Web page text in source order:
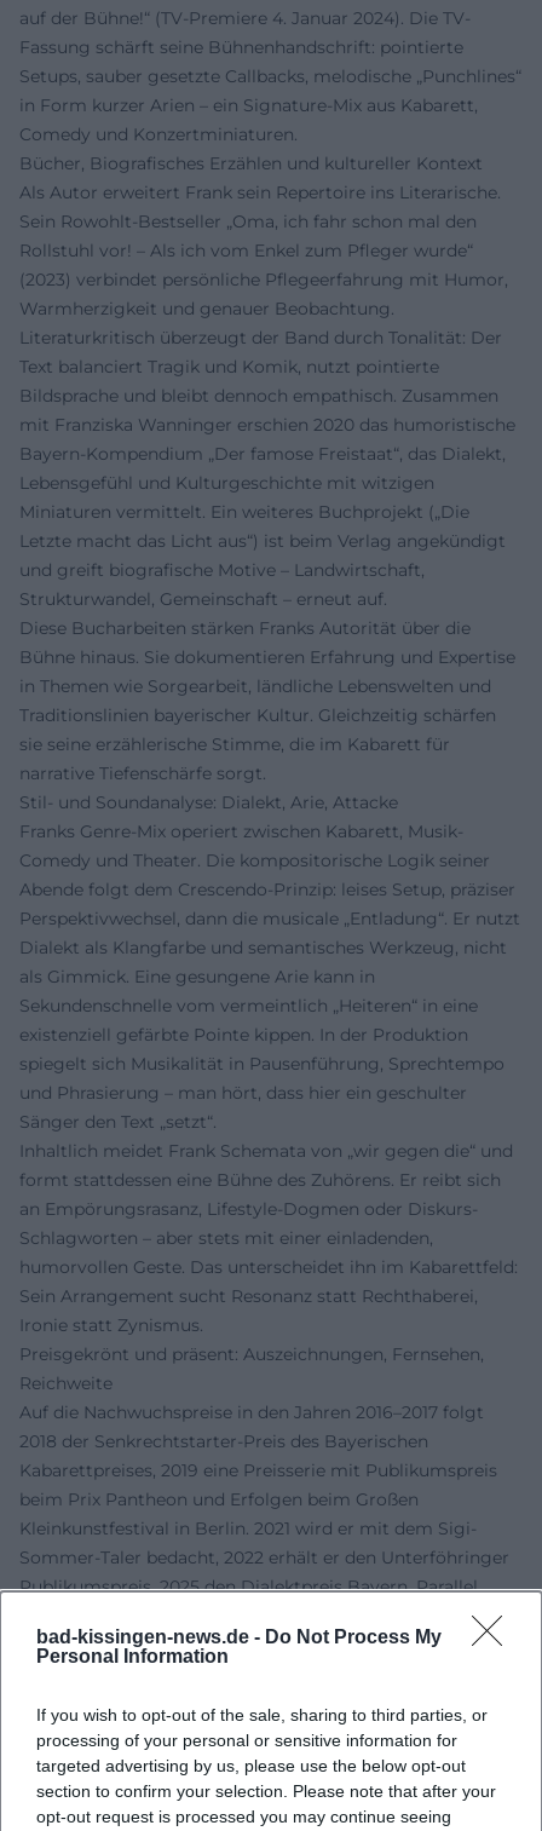
bad-kissingen-news.de - Do Not Process My
Personal Information
If you wish to opt-out of the sale, sharing to third parties, or
processing of your personal or sensitive information for
targeted advertising by us, please use the below opt-out
section to confirm your selection. Please note that after your
opt-out request is processed you may continue seeing
auf der Bühne!“ (TV-Premiere 4. Januar 2024). Die TV-
Fassung schärft seine Bühnenhandschrift: pointierte
Setups, sauber gesetzte Callbacks, melodische „Punchlines“
in Form kurzer Arien – ein Signature-Mix aus Kabarett,
Comedy und Konzertminiaturen.
Bücher, Biografisches Erzählen und kultureller Kontext
Als Autor erweitert Frank sein Repertoire ins Literarische.
Sein Rowohlt-Bestseller „Oma, ich fahr schon mal den
Rollstuhl vor! – Als ich vom Enkel zum Pfleger wurde“
(2023) verbindet persönliche Pflegeerfahrung mit Humor,
Warmherzigkeit und genauer Beobachtung.
Literaturkritisch überzeugt der Band durch Tonalität: Der
Text balanciert Tragik und Komik, nutzt pointierte
Bildsprache und bleibt dennoch empathisch. Zusammen
mit Franziska Wanninger erschien 2020 das humoristische
Bayern-Kompendium „Der famose Freistaat“, das Dialekt,
Lebensgefühl und Kulturgeschichte mit witzigen
Miniaturen vermittelt. Ein weiteres Buchprojekt („Die
Letzte macht das Licht aus“) ist beim Verlag angekündigt
und greift biografische Motive – Landwirtschaft,
Strukturwandel, Gemeinschaft – erneut auf.
Diese Bucharbeiten stärken Franks Autorität über die
Bühne hinaus. Sie dokumentieren Erfahrung und Expertise
in Themen wie Sorgearbeit, ländliche Lebenswelten und
Traditionslinien bayerischer Kultur. Gleichzeitig schärfen
sie seine erzählerische Stimme, die im Kabarett für
narrative Tiefenschärfe sorgt.
Stil- und Soundanalyse: Dialekt, Arie, Attacke
Franks Genre-Mix operiert zwischen Kabarett, Musik-
Comedy und Theater. Die kompositorische Logik seiner
Abende folgt dem Crescendo-Prinzip: leises Setup, präziser
Perspektivwechsel, dann die musicale „Entladung“. Er nutzt
Dialekt als Klangfarbe und semantisches Werkzeug, nicht
als Gimmick. Eine gesungene Arie kann in
Sekundenschnelle vom vermeintlich „Heiteren“ in eine
existenziell gefärbte Pointe kippen. In der Produktion
spiegelt sich Musikalität in Pausenführung, Sprechtempo
und Phrasierung – man hört, dass hier ein geschulter
Sänger den Text „setzt“.
Inhaltlich meidet Frank Schemata von „wir gegen die“ und
formt stattdessen eine Bühne des Zuhörens. Er reibt sich
an Empörungsrasanz, Lifestyle-Dogmen oder Diskurs-
Schlagworten – aber stets mit einer einladenden,
humorvollen Geste. Das unterscheidet ihn im Kabarettfeld:
Sein Arrangement sucht Resonanz statt Rechthaberei,
Ironie statt Zynismus.
Preisgekrönt und präsent: Auszeichnungen, Fernsehen,
Reichweite
Auf die Nachwuchspreise in den Jahren 2016–2017 folgt
2018 der Senkrechtstarter-Preis des Bayerischen
Kabarettpreises, 2019 eine Preisserie mit Publikumspreis
beim Prix Pantheon und Erfolgen beim Großen
Kleinkunstfestival in Berlin. 2021 wird er mit dem Sigi-
Sommer-Taler bedacht, 2022 erhält er den Unterföhringer
Publikumspreis, 2025 den Dialektpreis Bayern. Parallel
bleibt er regelmäßiger Gast in BR-Formaten und steht seit
2024/2025 mit „Frank am Freitag“ selbst vor der Kamera –
Aktuelle Projekte 2024–2026: Tour, TV, neues Programm
Seit 2023 tourt Frank großflächig mit „Wahrscheinlich
liegt’s an mir“ durch Deutschland und Österreich –
zahlreiche Termine 2025 sind ausverkauft oder ergänzt.